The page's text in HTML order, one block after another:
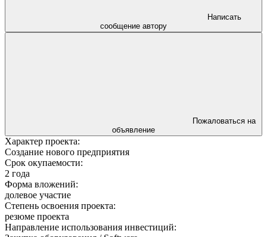
сообщение автору
объявление
Характер проекта:
Создание нового предприятия
Срок окупаемости:
2 года
Форма вложений:
долевое участие
Степень освоения проекта:
резюме проекта
Направление использования инвестиций: